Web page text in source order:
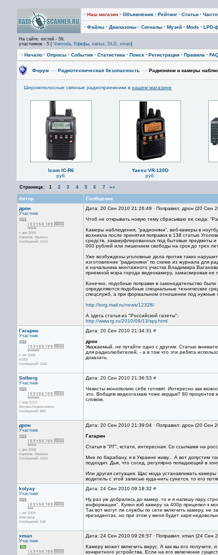
· Наш магазин · Объявления · Рейтинг · Статьи ·
· Файлы · Диапазоны · Сигналы · Музей · Mods · LPD-
На сайте: гостей - 59,
участников - 5 [ Voevoda, Ефвфы, vatsur, DLD, xman]
· Начало · Опросы · События · Статистика · Поиск · Регистрация · Правила ·
Форум —› Радиотехническая безопасность —› Радионяни и камеры
Широкополосные связные радиоприемники в нашем магазине
Icom IC-R6
руб.
Yaesu VR-120D
руб.
Страница: 1 2 3 4 5 6 7 »»
Автор
Сообщение
дрон
Участник
с дек 2008
Харьков. Украина
Сообщений: 1010
Дата: 20 Сен 2010 21:26:49 · Поправил: дрон (20 Сен
Чтоб не открывать новую тему сбрасываю ее сюда:
Камеры наблюдения, “радионяни”, веб-камеры в
возникла после принятия поправок в 138 статью
средств, закамуфлированных под бытовые предметы
000 рублей или лишением свободы на срок до трех
Уже возбуждены уголовные дела против таких
изготовление “радионяни” по схеме из журнала для
и начальника монтажного участка Владимира
приемной мэра города видеокамеру, замаскировав ее
Конечно, подобные поправки в законодательство
определяются подобные специальные технические
спецслужб, а при формальном отношении под нужные
http://torg.mail.ru/news/12328/
А здесь статья из "Российской газеты":
http://www.rg.ru/2010/09/13/spy.html
Гагарин
Участник
с окт 2005
KO50
Сообщений: 1180
Дата: 20 Сен 2010 21:34:31 #
дрон
Уважаемый, не путайте одно с другим. Статью
для радиолюбителей, - а в том что эти ребята
доказать.
Solberg
Участник
с мар 2010
Москва-Подмосковье
Сообщений: 865
Дата: 20 Сен 2010 21:36:53 #
Чекисты монополию себе готовят. Интересно как
это. Вобщем видеогазкам тоже кердык? 80
словом.
дрон
Участник
с дек 2008
Харьков. Украина
Сообщений: 1010
Дата: 20 Сен 2010 21:39:04 · Поправил: дрон (20 Сен
Гагарин
Статья в "РГ", кстати, интересная. Со ссылками на
Мне по барабану, я в Украине живу... А вот допустим
подходит. Дык, что сосед, регулярно попадающий в
Или другая ситуация. Щас мода устанавливать
водитель с этой записью куда-нить сунется, то его
kolyay
Участник
с окт 2009
Новгород
Сообщений: 508
Дата: 24 Сен 2010 09:18:32 #
Ну раз уж добрались до камер, то и я напишу пару
информации". Купил вэб камеру за 400р прицепил к
Так вот могут ли службы по сети включить камеру, не
президентах, но при этом у меня будет харя
xman
Участник
Дата: 24 Сен 2010 09:26:57 · Поправил: xman (24 Сен
Камеру может включить вирус. А как вы его получите,
конкретного устройства. Если на его включение